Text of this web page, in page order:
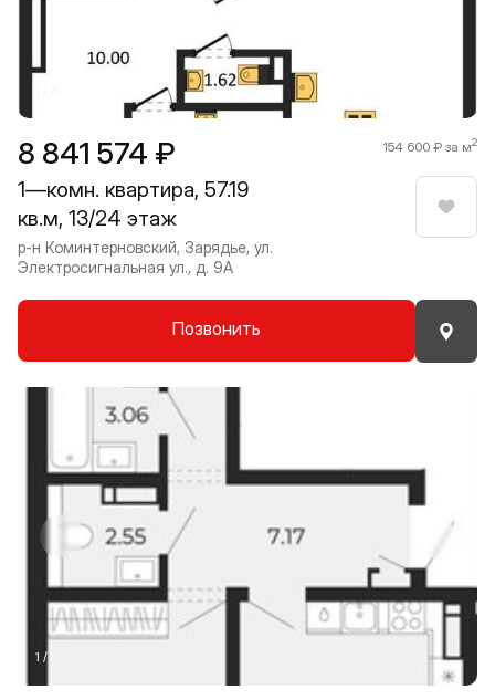
8 841 574 ₽ 154 600 ₽ за м2
1—комн. квартира, 57.19
кв.м, 13/24 этаж
р-н Коминтерновский, Зарядье, ул.
Электросигнальная ул., д. 9А
Позвонить
1 / 8
Прокрутить влево